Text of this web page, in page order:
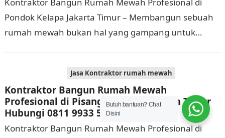
Pondok Kelapa Jakarta Timur – Membangun sebuah
rumah mewah bukan hal yang gampang untuk
Jasa Kontraktor rumah mewah
Kontraktor Bangun Rumah Mewah
Profesional di Pisangan Timur Jakarta Timur
Hubungi 0811 9933 588
Kontraktor Bangun Rumah Mewah Profesional di
Butuh bantuan? Chat
Disini